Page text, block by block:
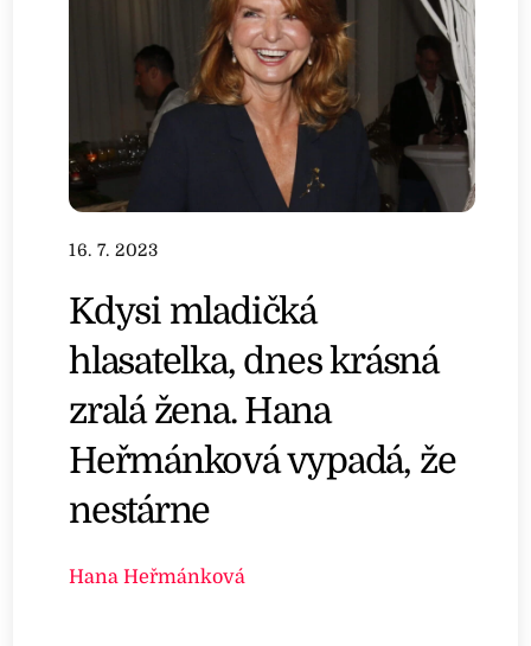
16. 7. 2023
Kdysi mladičká
hlasatelka, dnes krásná
zralá žena. Hana
Heřmánková vypadá, že
nestárne
Hana Heřmánková